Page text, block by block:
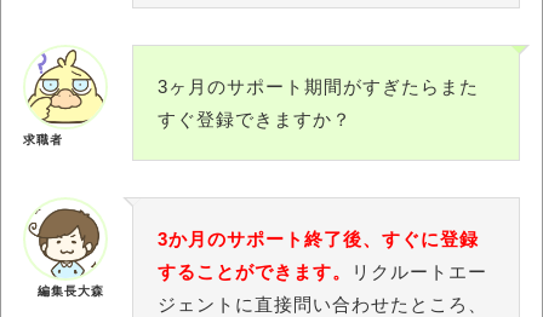
3ヶ月のサポート期間がすぎたらまた
すぐ登録できますか？
求職者
編集長大森
3か月のサポート終了後、すぐに登録
することができます。
リクルートエー
ジェントに直接問い合わせたところ、